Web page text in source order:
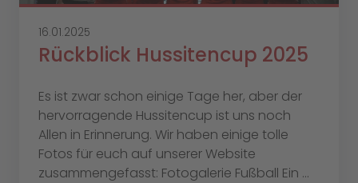
16.01.2025
Rückblick Hussitencup 2025
Es ist zwar schon einige Tage her, aber der
hervorragende Hussitencup ist uns noch
Allen in Erinnerung. Wir haben einige tolle
Fotos für euch auf unserer Website
zusammengefasst: Fotogalerie Fußball Ein ...